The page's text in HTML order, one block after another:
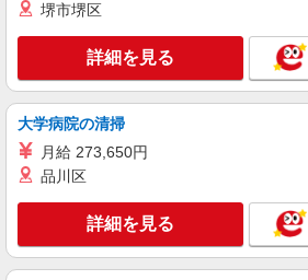
正社員
エイジフリーハウス横浜十日市場町
介護職／サービス付き
／夜勤は月4〜5回
月給24万7,450円〜
力・資格等による 初任
実務者研修 月給 25万
万3,510円 社会福祉士
遇改善加算含む ※夜勤
資格手当 〇職種手当 〇
時間外勤務手当 〇夜勤
日勤務手当 〇年末年始
エイジフリーハウス
キープ
正社員
堺市堺区
詳細を見る
大学病院の清掃
月給 273,650円
品川区
詳細を見る